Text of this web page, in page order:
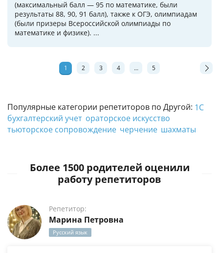
Популярные категории репетиторов по Другой: 1С
бухгалтерский учет ораторское искусство
тьюторское сопровождение черчение шахматы
(максимальный балл — 95 по математике, были
результаты 88, 90, 91 балл), также к ОГЭ, олимпиадам
(были призеры Всероссийской олимпиады по
математике и физике). ...
1 2 3 4 ... 5
Более 1500 родителей оценили
работу репетиторов
Репетитор:
Марина Петровна
Русский язык